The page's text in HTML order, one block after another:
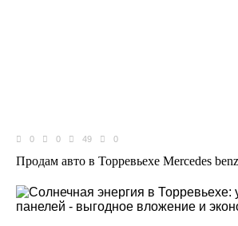
0 0 49 0
Продам авто в Торревьехе Mercedes